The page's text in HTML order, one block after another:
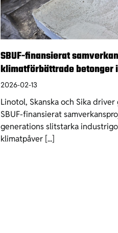
SBUF-finansierat
klimatförbättrade betonger
2026-02-13
Linotol, Skanska och Sika
SBUF-finansierat
generations slitstarka
klimatpåver [...]